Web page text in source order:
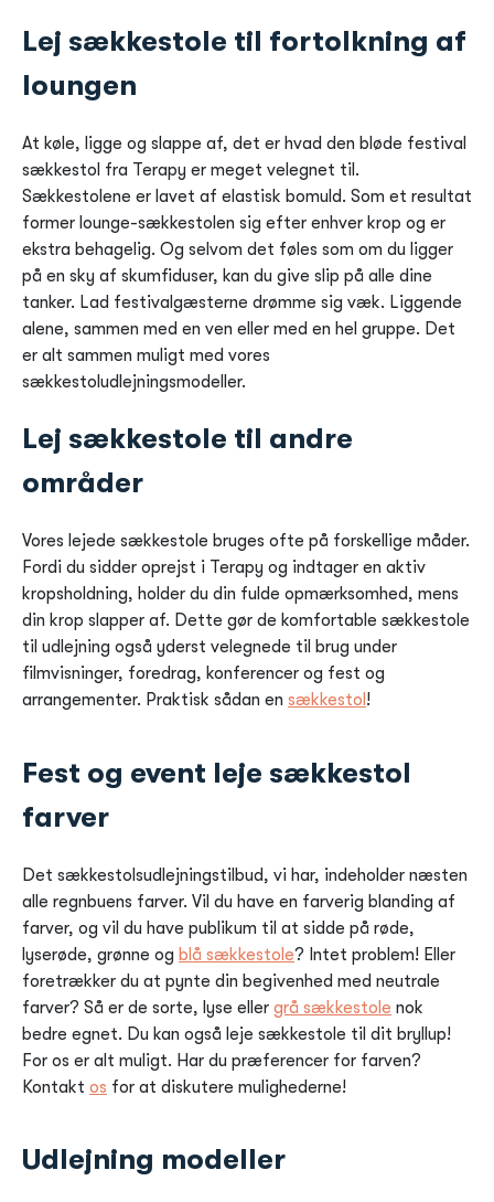
Lej sækkestole til fortolkning af
loungen
At køle, ligge og slappe af, det er hvad den bløde festival
sækkestol fra Terapy er meget velegnet til.
Sækkestolene er lavet af elastisk bomuld. Som et resultat
former lounge-sækkestolen sig efter enhver krop og er
ekstra behagelig. Og selvom det føles som om du ligger
på en sky af skumfiduser, kan du give slip på alle dine
tanker. Lad festivalgæsterne drømme sig væk. Liggende
alene, sammen med en ven eller med en hel gruppe. Det
er alt sammen muligt med vores
sækkestoludlejningsmodeller.
Lej sækkestole til andre
områder
Vores lejede sækkestole bruges ofte på forskellige måder.
Fordi du sidder oprejst i Terapy og indtager en aktiv
kropsholdning, holder du din fulde opmærksomhed, mens
din krop slapper af. Dette gør de komfortable sækkestole
til udlejning også yderst velegnede til brug under
filmvisninger, foredrag, konferencer og fest og
arrangementer. Praktisk sådan en sækkestol !
Fest og event leje sækkestol
farver
Det sækkestolsudlejningstilbud, vi har, indeholder næsten
alle regnbuens farver. Vil du have en farverig blanding af
farver, og vil du have publikum til at sidde på røde,
lyserøde, grønne og blå sækkestole? Intet problem! Eller
foretrækker du at pynte din begivenhed med neutrale
farver? Så er de sorte, lyse eller grå sækkestole nok
bedre egnet. Du kan også leje sækkestole til dit bryllup!
For os er alt muligt. Har du præferencer for farven?
Kontakt os for at diskutere mulighederne!
Udlejning modeller